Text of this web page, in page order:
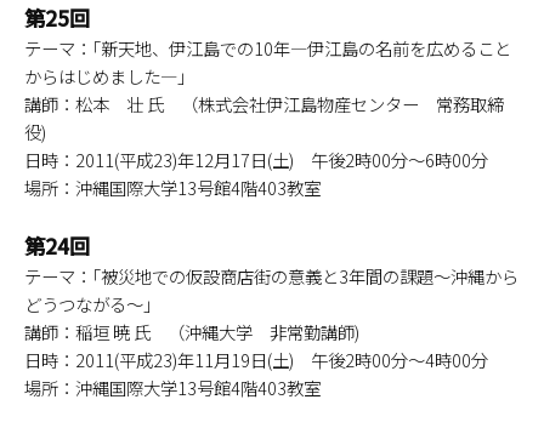
第25回
テーマ：｢新天地、伊江島での10年―伊江島の名前を広めること
からはじめました―」
講師：松本 壮 氏 （株式会社伊江島物産センター 常務取締
役)
日時：2011(平成23)年12月17日(土) 午後2時00分～6時00分
場所：沖縄国際大学13号館4階403教室
第24回
テーマ：｢被災地での仮設商店街の意義と3年間の課題～沖縄から
どうつながる～｣
講師：稲垣 暁 氏 （沖縄大学 非常勤講師)
日時：2011(平成23)年11月19日(土) 午後2時00分～4時00分
場所：沖縄国際大学13号館4階403教室